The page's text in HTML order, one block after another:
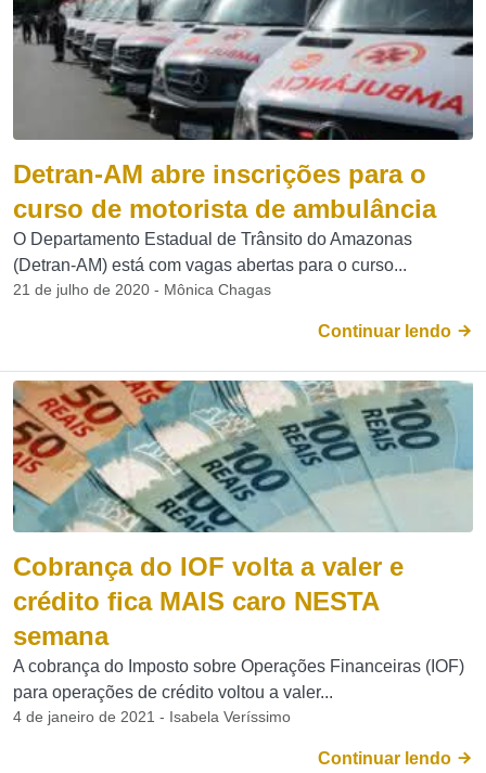
Detran-AM abre inscrições para o
curso de motorista de ambulância
O Departamento Estadual de Trânsito do Amazonas
(Detran-AM) está com vagas abertas para o curso...
21 de julho de 2020 - Mônica Chagas
Continuar lendo
Cobrança do IOF volta a valer e
crédito fica MAIS caro NESTA
semana
A cobrança do Imposto sobre Operações Financeiras (IOF)
para operações de crédito voltou a valer...
4 de janeiro de 2021 - Isabela Veríssimo
Continuar lendo